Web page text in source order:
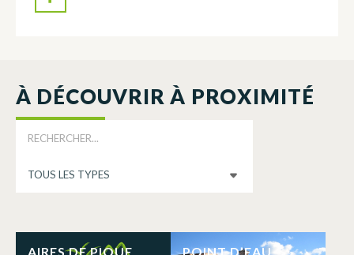
À DÉCOUVRIR À PROXIMITÉ
AIRES DE PIQUE
POINT D’EAU